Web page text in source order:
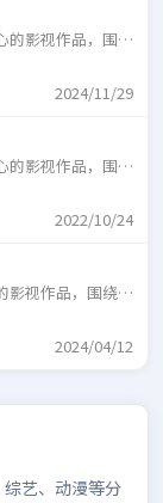
的影视作品，围绕
节奏紧凑，适合
2024/11/29
的影视作品，围绕
节奏紧凑，适合
2022/10/24
影视作品，围绕危
奏紧凑，适合一
2024/04/12
艺、动漫等分